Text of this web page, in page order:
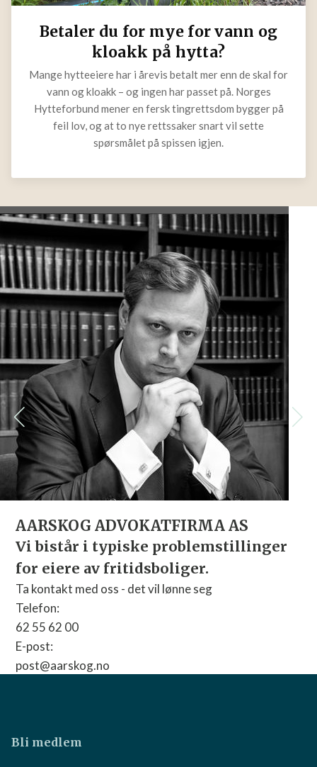
Betaler du for mye for vann og
kloakk på hytta?
Mange hytteeiere har i årevis betalt mer enn de skal for
vann og kloakk – og ingen har passet på. Norges
Hytteforbund mener en fersk tingrettsdom bygger på
feil lov, og at to nye rettssaker snart vil sette
spørsmålet på spissen igjen.
AARSKOG ADVOKATFIRMA AS
Vi bistår i typiske problemstillinger
for eiere av fritidsboliger.
Ta kontakt med oss - det vil lønne seg
Telefon:
62 55 62 00
E-post:
post@aarskog.no
Bli medlem